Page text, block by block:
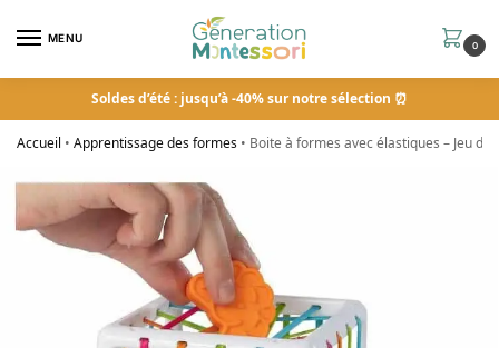
MENU
0
Soldes d’été : jusqu’à -40% sur notre sélection ⏰
Accueil • Apprentissage des formes • Boite à formes avec élastiques – Jeu de